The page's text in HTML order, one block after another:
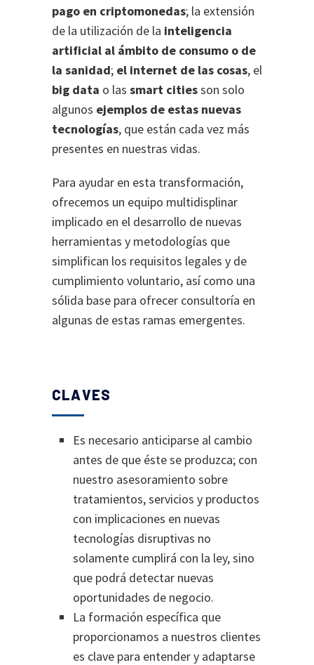
pago en criptomonedas; la extensión
de la utilización de la inteligencia
artificial al ámbito de consumo o de
la sanidad; el internet de las cosas, el
big data o las smart citiesson solo
algunos ejemplos de estas nuevas
tecnologías, que están cada vez más
presentes en nuestras vidas.
Para ayudar en esta transformación,
ofrecemos un equipo multidisplinar
implicado en el desarrollo de nuevas
herramientas y metodologías que
simplifican los requisitos legales y de
cumplimiento voluntario, así como una
sólida base para ofrecer consultoría en
algunas de estas ramas emergentes.
CLAVES
Es necesario anticiparse al cambio
antes de que éste se produzca; con
nuestro asesoramiento sobre
tratamientos, servicios y productos
con implicaciones en nuevas
tecnologías disruptivas no
solamente cumplirá con la ley, sino
que podrá detectar nuevas
oportunidades de negocio.
La formación específica que
proporcionamos a nuestros clientes
es clave para entender y adaptarse